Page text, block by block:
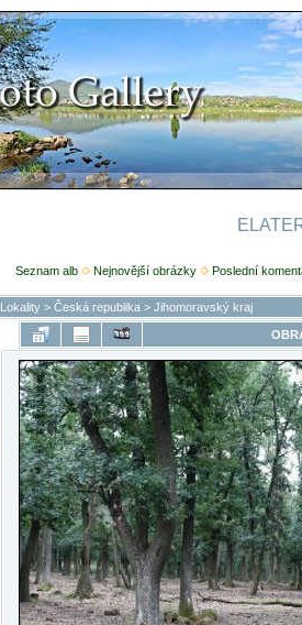
Seznam alb Nejnovější obrázky Poslední
Lokality> Česká republika> Jihomoravský kraj